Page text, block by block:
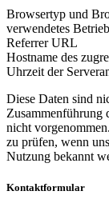
Browsertyp und
verwendetes
Referrer URL
Hostname des
Uhrzeit der
Diese Daten sind
Zusammenführung
nicht
zu prüfen, wenn
Nutzung bekannt
Kontaktformular